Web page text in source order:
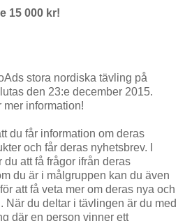
15 000 kr!
stora nordiska tävling på
den 23:e december 2015.
information!
du får information om deras
och får deras nyhetsbrev. I
att få frågor ifrån deras
du är i målgruppen kan du även
att få veta mer om deras nya och
När du deltar i tävlingen är du med
där en person vinner ett